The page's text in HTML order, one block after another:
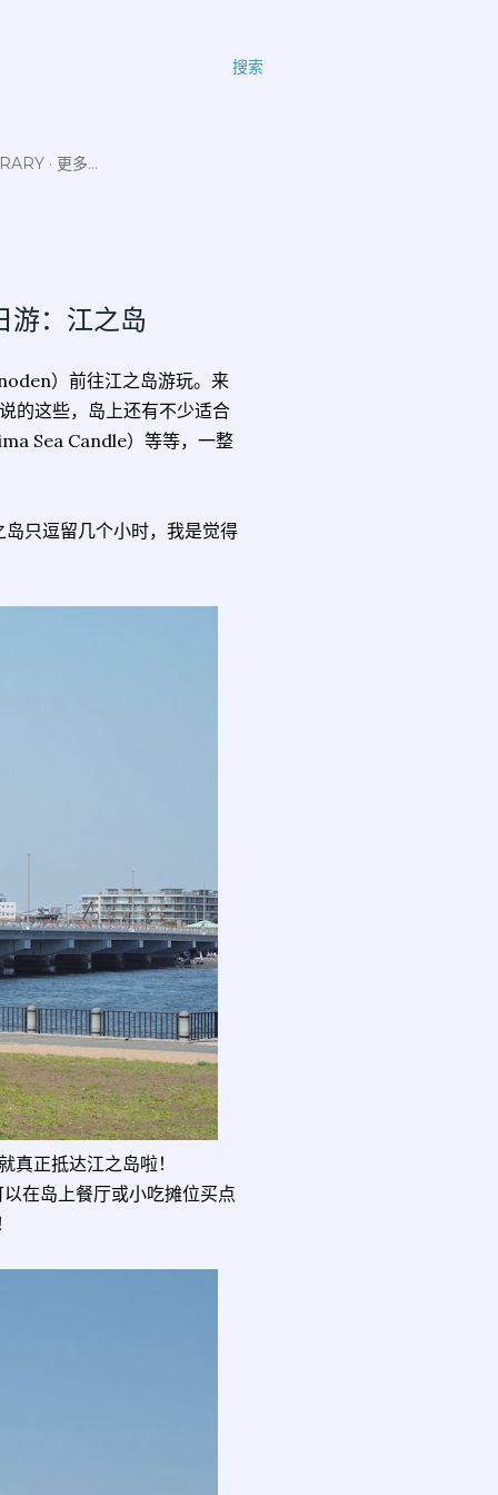
搜索
更多…
游：江之岛
）前往江之岛游玩。来
的这些，岛上还有不少适合
Sea Candle）等等，一整
只逗留几个小时，我是觉得
正抵达江之岛啦！
在岛上餐厅或小吃摊位买点